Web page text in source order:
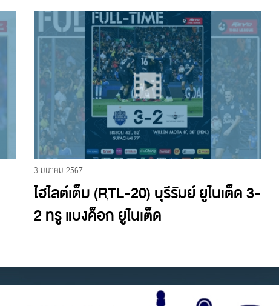
3 มีนาคม 2567
ไฮไลต์เต็ม (RTL-20) บุรีรัมย์ ยูไนเต็ด 3-
2 ทรู แบงค็อก ยูไนเต็ด